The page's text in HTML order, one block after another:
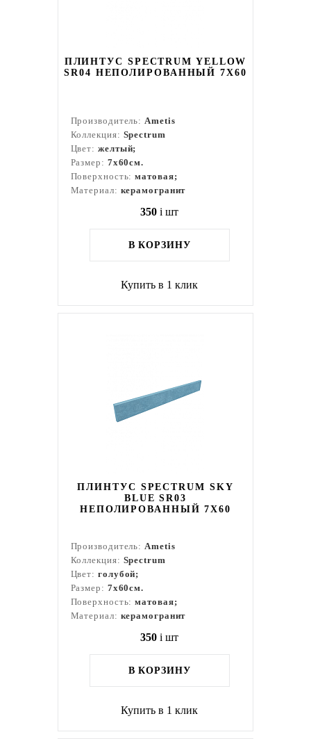
ПЛИНТУС SPECTRUM YELLOW
SR04 НЕПОЛИРОВАННЫЙ 7X60
Производитель:Ametis
Коллекция: Spectrum
Цвет: желтый;
Размер: 7x60см.
Поверхность:матовая;
Материал: керамогранит
350 i шт
В КОРЗИНУ
Купить в 1 клик
ПЛИНТУС SPECTRUM SKY
BLUE SR03
НЕПОЛИРОВАННЫЙ 7X60
Производитель:Ametis
Коллекция: Spectrum
Цвет: голубой;
Размер: 7x60см.
Поверхность:матовая;
Материал: керамогранит
350 i шт
В КОРЗИНУ
Купить в 1 клик